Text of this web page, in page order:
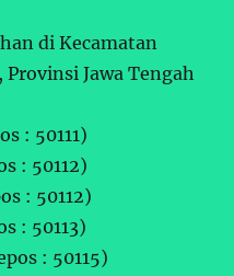
di Kecamatan
Jawa Tengah
: 50111)
: 50112)
: 50112)
: 50113)
: 50115)